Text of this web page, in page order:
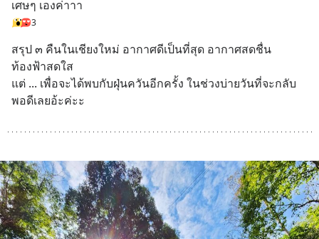
เศษๆ เองค่าาา
3
สรุป ๓ คืนในเชียงใหม่ อากาศดีเป็นที่สุด อากาศสดชื่น
ท้องฟ้าสดใส
แต่ ... เพื่อจะได้พบกับฝุ่นควันอีกครั้ง ในช่วงบ่ายวันที่จะกลับ
พอดีเลยอ้ะค่ะะ